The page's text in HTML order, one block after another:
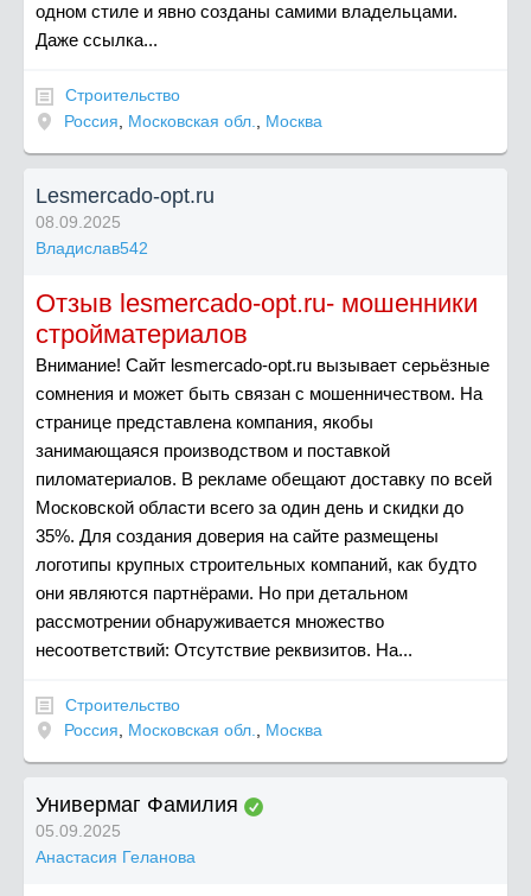
одном стиле и явно созданы самими владельцами.
Даже ссылка...
Строительство
Россия
Московская обл. Москва
Lesmercado-opt.ru
08.09.2025
Владислав542
Отзыв lesmercado-opt.ru- мошенники
стройматериалов
Внимание! Сайт lesmercado-opt.ru вызывает серьёзные
сомнения и может быть связан с мошенничеством. На
странице представлена компания, якобы
занимающаяся производством и поставкой
пиломатериалов. В рекламе обещают доставку по всей
Московской области всего за один день и скидки до
35%. Для создания доверия на сайте размещены
логотипы крупных строительных компаний, как будто
они являются партнёрами. Но при детальном
рассмотрении обнаруживается множество
несоответствий: Отсутствие реквизитов. На...
Строительство
Россия
Московская обл. Москва
Универмаг Фамилия
05.09.2025
Анастасия Геланова